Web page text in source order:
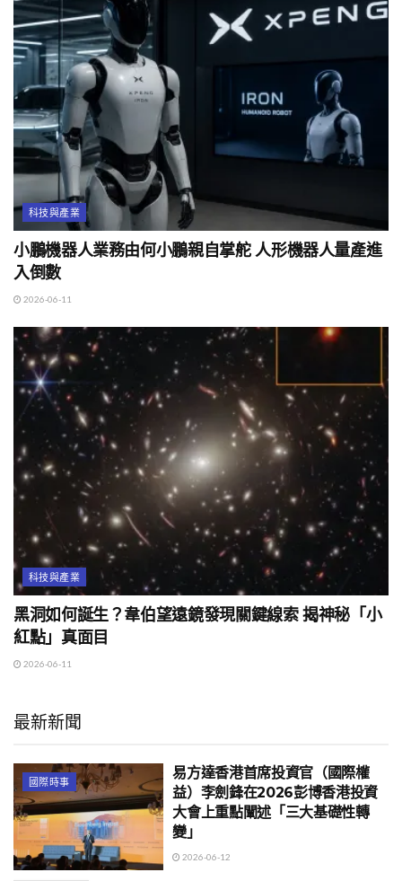
科技與產業
小鵬機器人業務由何小鵬親自掌舵 人形機器人量產進
入倒數
2026-06-11
科技與產業
黑洞如何誕生？韋伯望遠鏡發現關鍵線索 揭神秘「小
紅點」真面目
2026-06-11
最新新聞
國際時事
易方達香港首席投資官（國際權
益）李劍鋒在2026彭博香港投資
大會上重點闡述「三大基礎性轉
變」
2026-06-12